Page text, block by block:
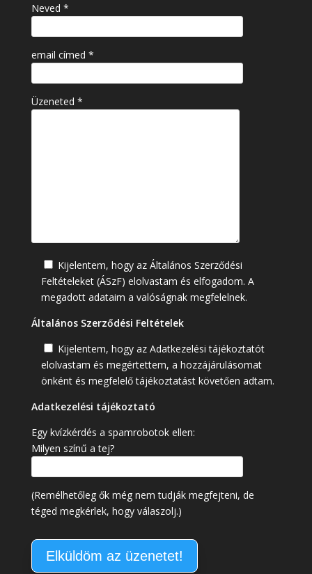
Neved *
email címed *
Üzeneted *
Kijelentem, hogy az Általános Szerződési
Feltételeket (ÁSzF) elolvastam és elfogadom. A
megadott adataim a valóságnak megfelelnek.
Általános Szerződési Feltételek
Kijelentem, hogy az Adatkezelési tájékoztatót
elolvastam és megértettem, a hozzájárulásomat
önként és megfelelő tájékoztatást követően adtam.
Adatkezelési tájékoztató
Egy kvízkérdés a spamrobotok ellen:
Milyen színű a tej?
(Remélhetőleg ők még nem tudják megfejteni, de
téged megkérlek, hogy válaszolj.)